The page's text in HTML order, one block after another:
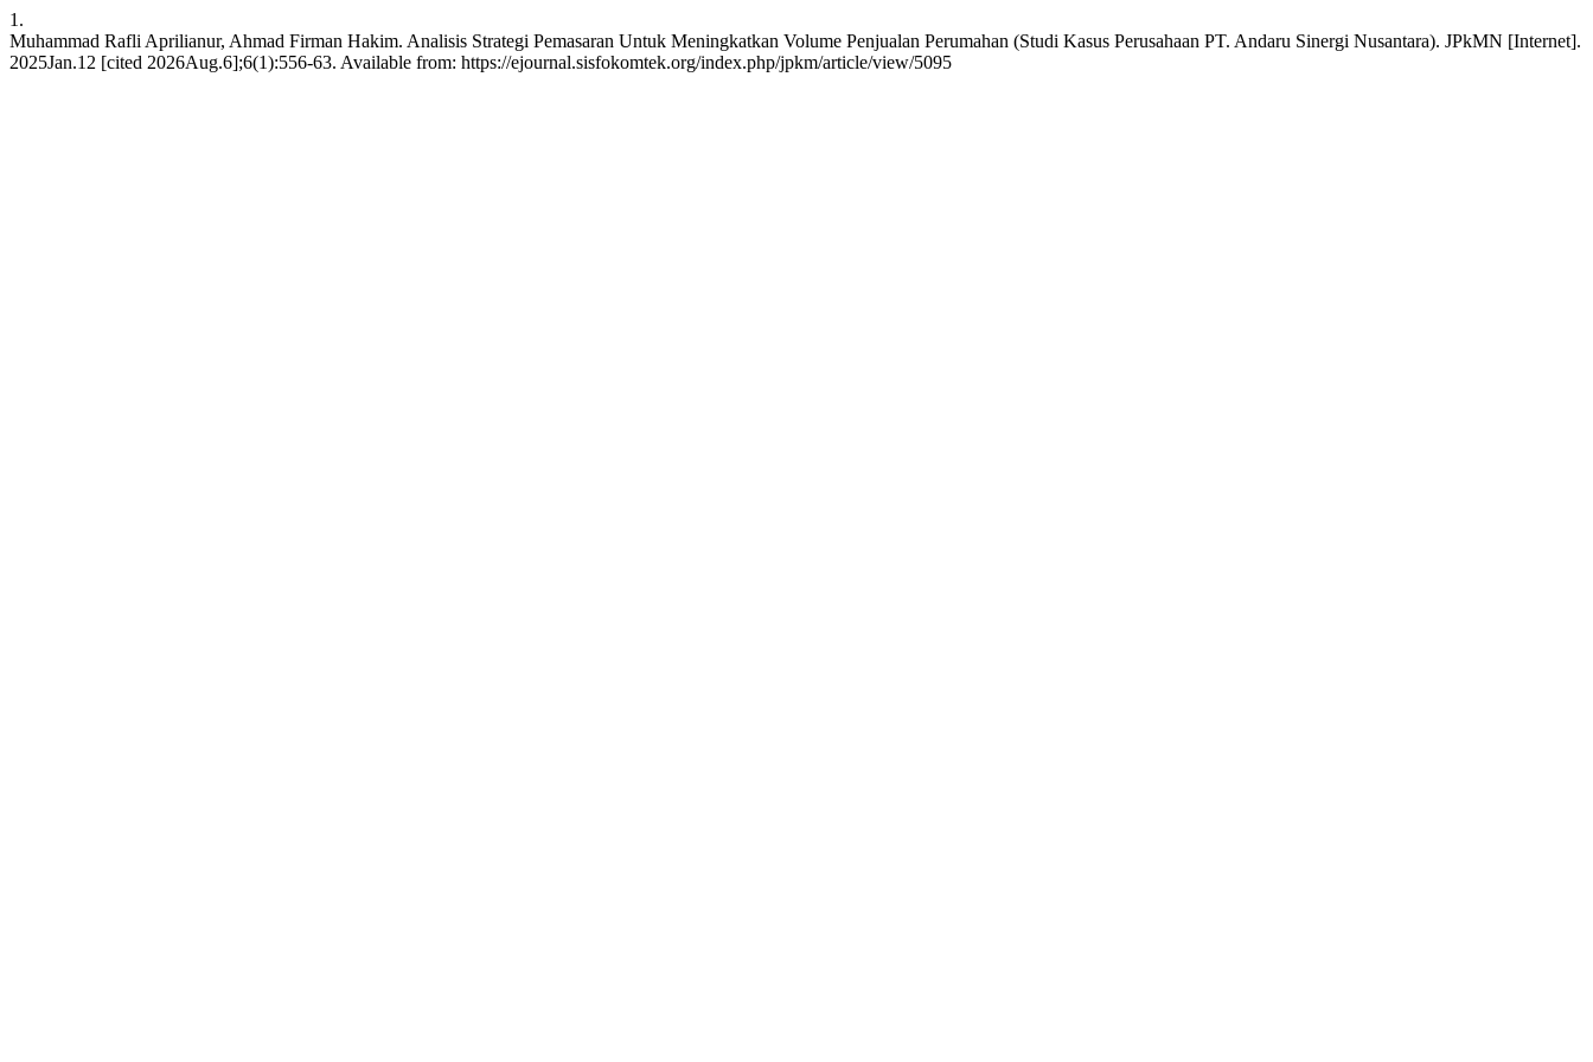
1.
Muhammad Rafli Aprilianur, Ahmad Firman Hakim. Analisis Strategi Pemasaran Untuk Meningkatkan Volume Penjualan Perumahan (Studi Kasus Perusahaan PT. Andaru Sinergi Nusantara). JPkMN [Internet].
2025Jan.12 [cited 2026Aug.6];6(1):556-63. Available from: https://ejournal.sisfokomtek.org/index.php/jpkm/article/view/5095